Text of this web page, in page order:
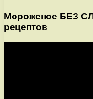
Мороженое БЕЗ
рецептов